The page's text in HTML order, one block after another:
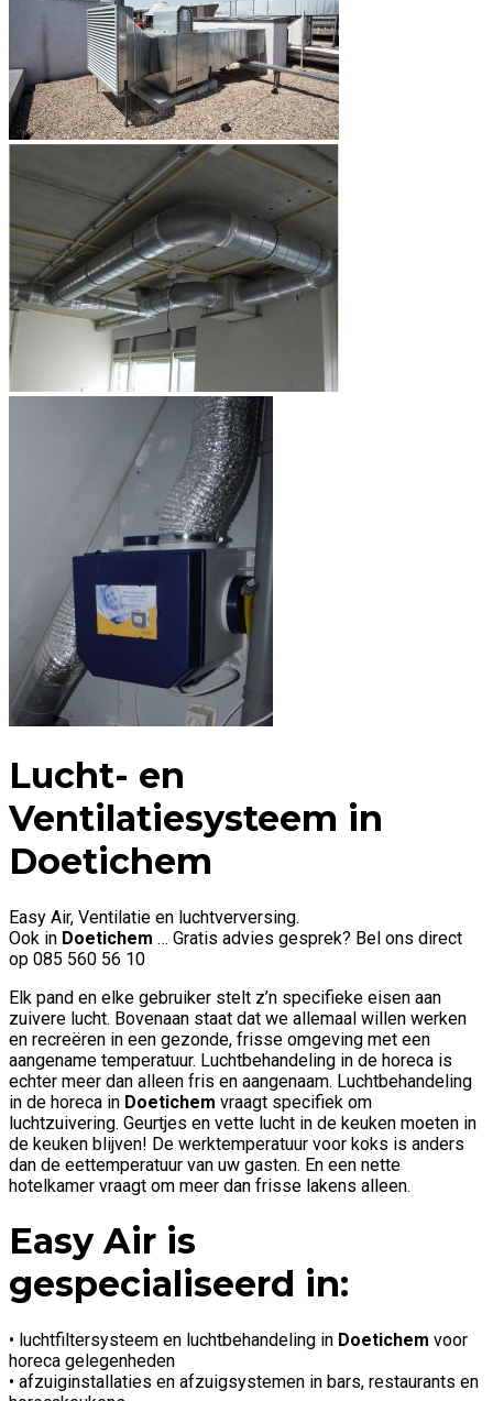
Lucht- en
Ventilatiesysteem in
Doetichem
Easy Air, Ventilatie en luchtverversing.
Ook in Doetichem … Gratis advies gesprek? Bel ons direct
op 085 560 56 10
Elk pand en elke gebruiker stelt z’n specifieke eisen aan
zuivere lucht. Bovenaan staat dat we allemaal willen werken
en recreëren in een gezonde, frisse omgeving met een
aangename temperatuur. Luchtbehandeling in de horeca is
echter meer dan alleen fris en aangenaam. Luchtbehandeling
in de horeca in Doetichem vraagt specifiek om
luchtzuivering. Geurtjes en vette lucht in de keuken moeten in
de keuken blijven! De werktemperatuur voor koks is anders
dan de eettemperatuur van uw gasten. En een nette
hotelkamer vraagt om meer dan frisse lakens alleen.
Easy Air is
gespecialiseerd in:
• luchtfiltersysteem en luchtbehandeling in Doetichem voor
horeca gelegenheden
• afzuiginstallaties en afzuigsystemen in bars, restaurants en